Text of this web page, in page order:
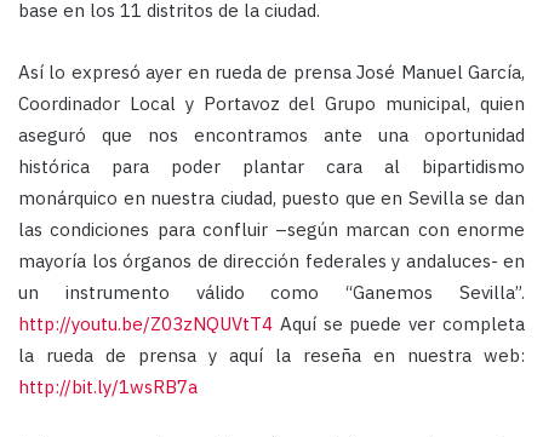
base en los 11 distritos de la ciudad.
Así lo expresó ayer en rueda de prensa José Manuel García,
Coordinador Local y Portavoz del Grupo municipal, quien
aseguró que nos encontramos ante una oportunidad
histórica para poder plantar cara al bipartidismo
monárquico en nuestra ciudad, puesto que en Sevilla se dan
las condiciones para confluir –según marcan con enorme
mayoría los órganos de dirección federales y andaluces- en
un instrumento válido como “Ganemos Sevilla”.
http://youtu.be/Z03zNQUVtT4 Aquí se puede ver completa
la rueda de prensa y aquí la reseña en nuestra web:
http://bit.ly/1wsRB7a